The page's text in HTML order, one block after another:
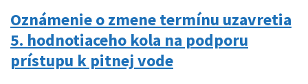
Oznámenie o zmene termínu uzavretia
5. hodnotiaceho kola na podporu
prístupu k pitnej vode